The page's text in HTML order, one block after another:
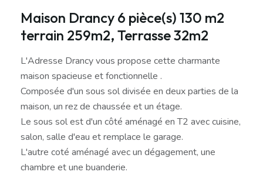
Maison Drancy 6 pièce(s) 130 m2
terrain 259m2, Terrasse 32m2
L'Adresse Drancy vous propose cette charmante
maison spacieuse et fonctionnelle .
Composée d'un sous sol divisée en deux parties de la
maison, un rez de chaussée et un étage.
Le sous sol est d'un côté aménagé en T2 avec cuisine,
salon, salle d'eau et remplace le garage.
L'autre coté aménagé avec un dégagement, une
chambre et une buanderie.